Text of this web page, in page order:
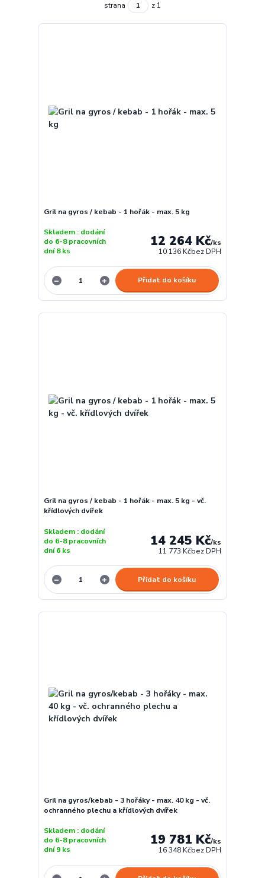
strana z 1
Gril na gyros / kebab - 1 hořák - max. 5 kg
12 264 Kč/ks
10 136 Kčbez DPH
Skladem : dodání
do 6-8 pracovních
dní 8 ks
Přidat do košíku
Gril na gyros / kebab - 1 hořák - max. 5 kg - vč.
křídlových dvířek
14 245 Kč/ks
11 773 Kčbez DPH
Skladem : dodání
do 6-8 pracovních
dní 6 ks
Přidat do košíku
Gril na gyros/kebab - 3 hořáky - max. 40 kg - vč.
ochranného plechu a křídlových dvířek
19 781 Kč/ks
16 348 Kčbez DPH
Skladem : dodání
do 6-8 pracovních
dní 9 ks